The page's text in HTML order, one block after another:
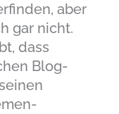
aber
gar nicht.
dass
Blog-